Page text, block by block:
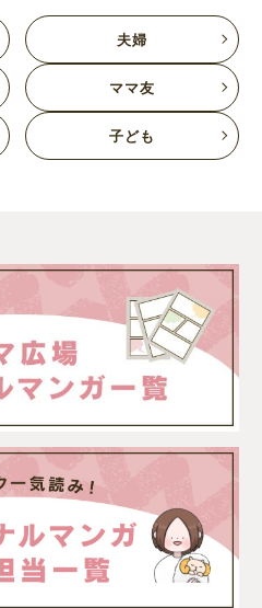
夫婦
ママ友
子ども